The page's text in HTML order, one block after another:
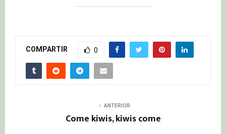
COMPARTIR 0
ANTERIOR
Come kiwis, kiwis come